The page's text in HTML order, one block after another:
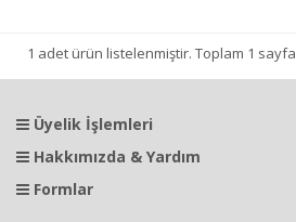
1 adet ürün listelenmiştir. Toplam 1 sayfa
Üyelik İşlemleri
Hakkımızda & Yardım
Formlar